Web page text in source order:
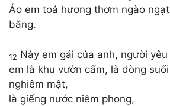
Áo em toả hương thơm ngào
băng.
12 Này em gái của anh, người
em là khu vườn cấm, là dòng
nghiêm mật,
là giếng nước niêm phong,